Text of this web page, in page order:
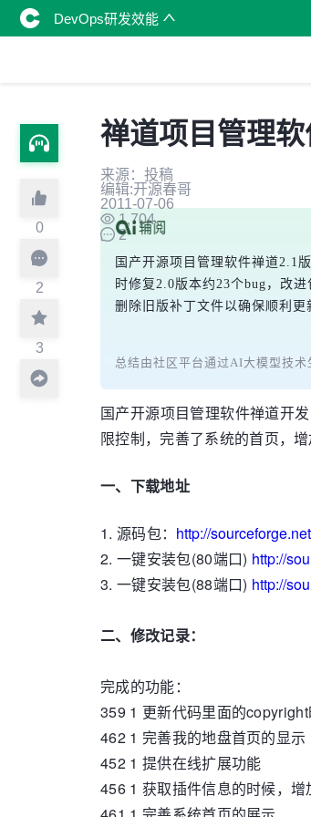
DevOps研发效能
0
2
3
禅道项目管理
来源：投稿
编辑:开源春哥
2011-07-06
1,704
2
国产开源项目管理软件禅道2.1
时修复2.0版本约23个bug，改
删除旧版补丁文件以确保顺利更
总结由社区平台通过AI大模型技术
国产开源项目管理软件禅道开
限控制，完善了系统的首页，
一、下载地址
1. 源码包： http://
2. 一键安装包(80端口) http://
3. 一键安装包(88端口) http://
二、修改记录：
完成的功能：
359 1 更新代码里面的copyright
462 1 完善我的地盘首页的显示
452 1 提供在线扩展功能
456 1 获取插件信息的时候，增